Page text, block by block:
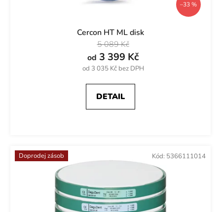
–33 %
Cercon HT ML disk
od 3 035 Kč bez DPH
od 3 399 Kč
5 089 Kč
DETAIL
Doprodej zásob Kód: 5366111014